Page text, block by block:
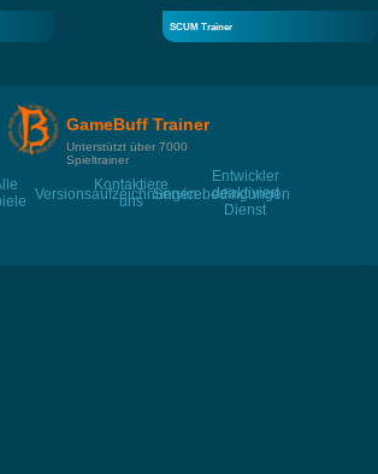
SCUM Trainer
GameBuff Trainer
Unterstützt über 7000
Spieltrainer
Versionsaufzeichnungen
Kontaktiere
uns Servicebedingungen
Entwickler
deaktiviert
Dienst